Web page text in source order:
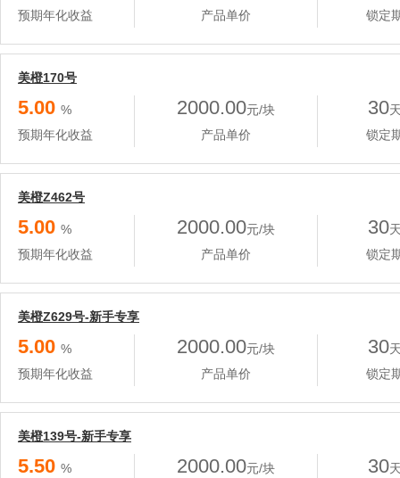
预期年化收益
产品单价
锁定
美橙170号
5.00 %
预期年化收益
2000.00元/块
产品单价
30
锁定
美橙Z462号
5.00 %
预期年化收益
2000.00元/块
产品单价
30
锁定
美橙Z629号-新手专享
5.00 %
预期年化收益
2000.00元/块
产品单价
30
锁定
美橙139号-新手专享
5.50 %
2000.00元/块
30